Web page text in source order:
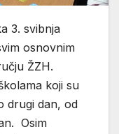
3. svibnja
osnovnim
ŽZH.
koji su
drugi dan, od
Osim